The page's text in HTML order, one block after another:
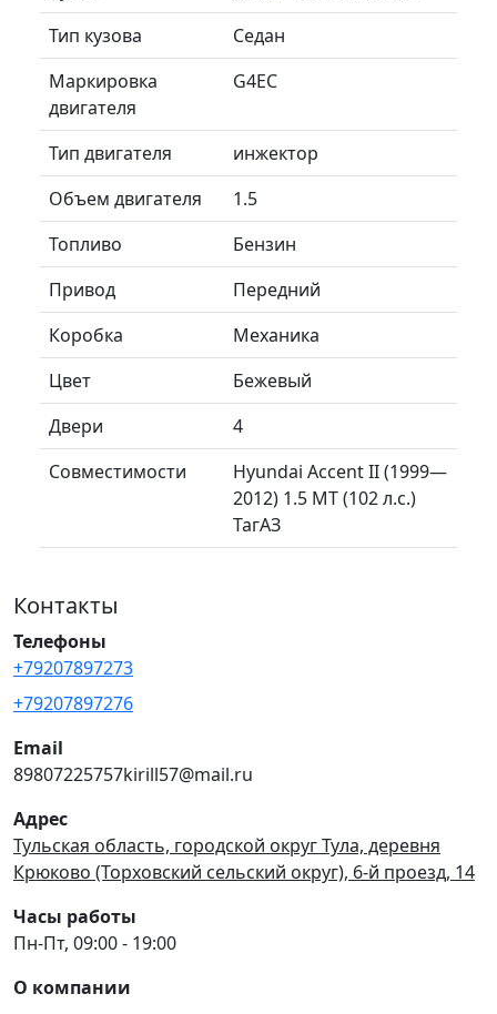
Тип кузова
Седан
Маркировка
двигателя
G4EC
Тип двигателя
инжектор
Объем двигателя
1.5
Топливо
Бензин
Привод
Передний
Коробка
Механика
Цвет
Бежевый
Двери
4
Совместимости
Hyundai Accent II (1999—
2012) 1.5 MT (102 л.с.)
ТагАЗ
Контакты
Телефоны
+79207897273
+79207897276
Email
89807225757kirill57@mail.ru
Адрес
Тульская область, городской округ Тула, деревня
Крюково (Торховский сельский округ), 6-й проезд, 14
Часы работы
Пн-Пт, 09:00 - 19:00
О компании